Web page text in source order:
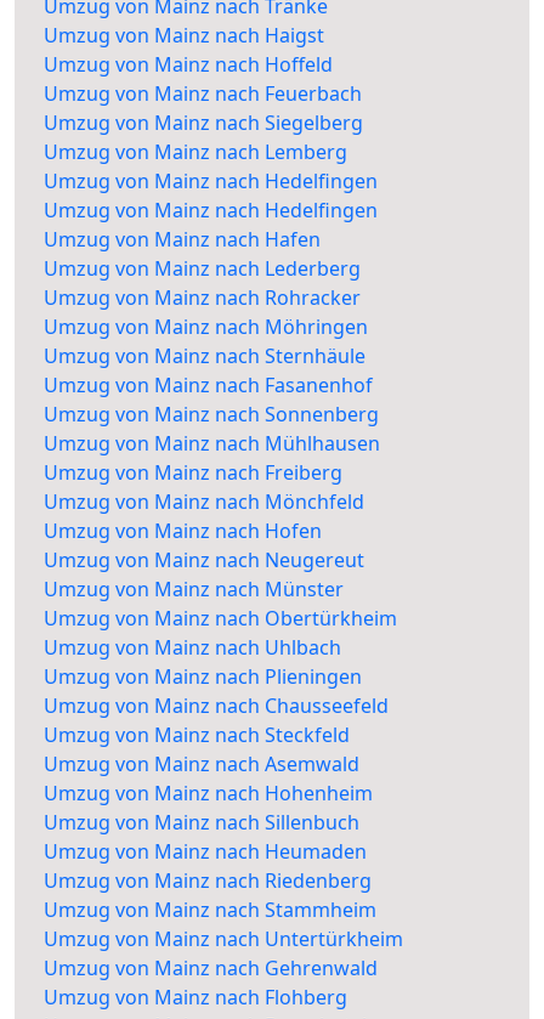
Umzug von Mainz nach Tränke
Umzug von Mainz nach Haigst
Umzug von Mainz nach Hoffeld
Umzug von Mainz nach Feuerbach
Umzug von Mainz nach Siegelberg
Umzug von Mainz nach Lemberg
Umzug von Mainz nach Hedelfingen
Umzug von Mainz nach Hedelfingen
Umzug von Mainz nach Hafen
Umzug von Mainz nach Lederberg
Umzug von Mainz nach Rohracker
Umzug von Mainz nach Möhringen
Umzug von Mainz nach Sternhäule
Umzug von Mainz nach Fasanenhof
Umzug von Mainz nach Sonnenberg
Umzug von Mainz nach Mühlhausen
Umzug von Mainz nach Freiberg
Umzug von Mainz nach Mönchfeld
Umzug von Mainz nach Hofen
Umzug von Mainz nach Neugereut
Umzug von Mainz nach Münster
Umzug von Mainz nach Obertürkheim
Umzug von Mainz nach Uhlbach
Umzug von Mainz nach Plieningen
Umzug von Mainz nach Chausseefeld
Umzug von Mainz nach Steckfeld
Umzug von Mainz nach Asemwald
Umzug von Mainz nach Hohenheim
Umzug von Mainz nach Sillenbuch
Umzug von Mainz nach Heumaden
Umzug von Mainz nach Riedenberg
Umzug von Mainz nach Stammheim
Umzug von Mainz nach Untertürkheim
Umzug von Mainz nach Gehrenwald
Umzug von Mainz nach Flohberg